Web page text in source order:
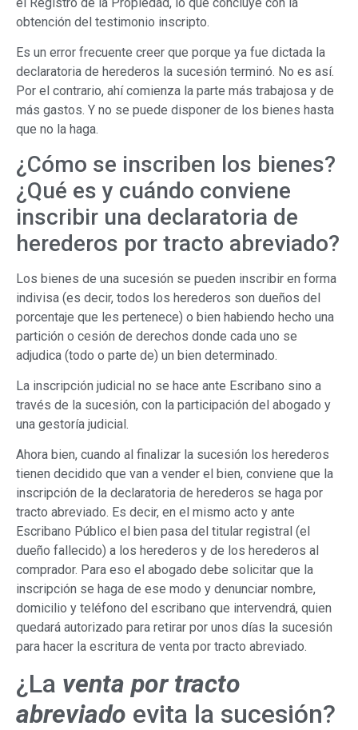
obtención del testimonio inscripto.
Es un error frecuente creer que porque ya fue dictada la
declaratoria de herederos la sucesión terminó. No es así.
Por el contrario, ahí comienza la parte más trabajosa y de
más gastos. Y no se puede disponer de los bienes hasta
que no la haga.
¿Cómo se inscriben los bienes?
¿Qué es y cuándo conviene
inscribir una declaratoria de
herederos por tracto abreviado?
Los bienes de una sucesión se pueden inscribir en forma
indivisa (es decir, todos los herederos son dueños del
porcentaje que les pertenece) o bien habiendo hecho una
partición o cesión de derechos donde cada uno se
adjudica (todo o parte de) un bien determinado.
La inscripción judicial no se hace ante Escribano sino a
través de la sucesión, con la participación del abogado y
una gestoría judicial.
Ahora bien, cuando al finalizar la sucesión los herederos
tienen decidido que van a vender el bien, conviene que la
inscripción de la declaratoria de herederos se haga por
tracto abreviado. Es decir, en el mismo acto y ante
Escribano Público el bien pasa del titular registral (el
dueño fallecido) a los herederos y de los herederos al
comprador. Para eso el abogado debe solicitar que la
inscripción se haga de ese modo y denunciar nombre,
domicilio y teléfono del escribano que intervendrá, quien
quedará autorizado para retirar por unos días la sucesión
para hacer la escritura de venta por tracto abreviado.
¿La venta por tracto
abreviado evita la sucesión?